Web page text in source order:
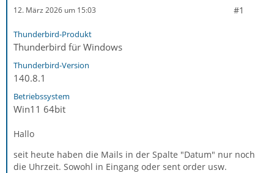
12. März 2026 um 15:03 #1
Thunderbird-Produkt
Thunderbird für Windows
Thunderbird-Version
140.8.1
Betriebssystem
Win11 64bit
Hallo
seit heute haben die Mails in der Spalte "Datum" nur noch
die Uhrzeit. Sowohl in Eingang oder sent order usw.